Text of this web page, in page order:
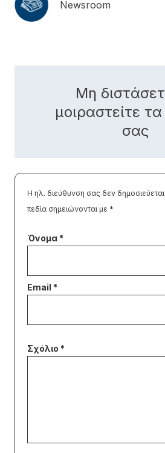
Newsroom
Μη
μοιραστείτε
σας
Η ηλ. διεύθυνση σας δεν δημοσιεύεται.
πεδία σημειώνονται με *